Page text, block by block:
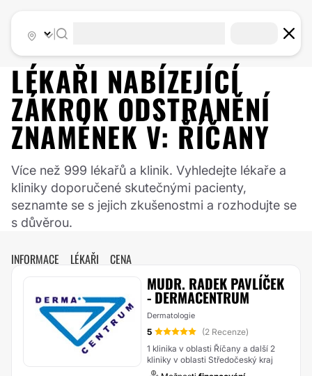
LÉKAŘI NABÍZEJÍCÍ
ZÁKROK ODSTRANĚNÍ
ZNAMÉNEK V: ŘÍČANY
Více než 999 lékařů a klinik. Vyhledejte lékaře a
kliniky doporučené skutečnými pacienty,
seznamte se s jejich zkušenostmi a rozhodujte se
s důvěrou.
INFORMACE LÉKAŘI CENA
MUDR. RADEK PAVLÍČEK
- DERMACENTRUM
Dermatologie
5
(2 Recenze)
1 klinika v oblasti Říčany a další 2
kliniky v oblasti Středočeský kraj